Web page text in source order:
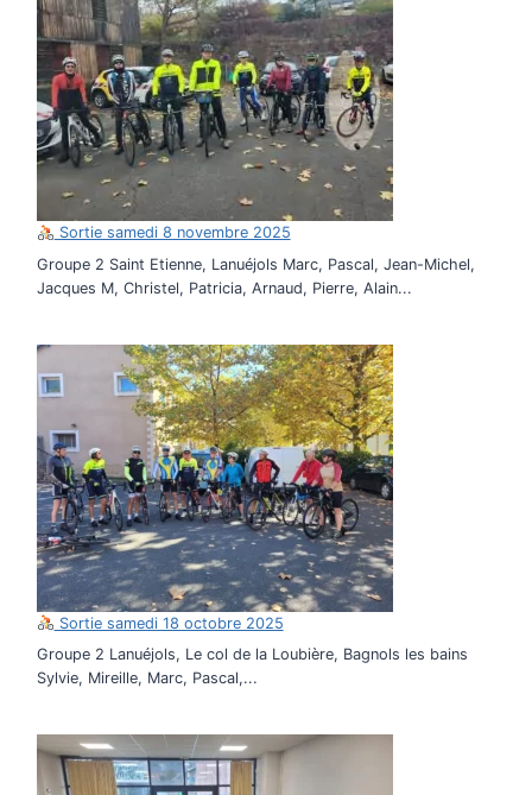
Sortie samedi 8 novembre 2025
Groupe 2 Saint Etienne, Lanuéjols Marc, Pascal, Jean-Michel,
Jacques M, Christel, Patricia, Arnaud, Pierre, Alain...
Sortie samedi 18 octobre 2025
Groupe 2 Lanuéjols, Le col de la Loubière, Bagnols les bains
Sylvie, Mireille, Marc, Pascal,...